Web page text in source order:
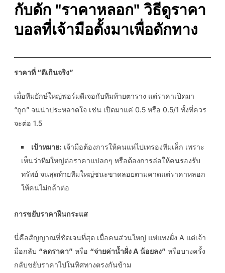
กับดัก "ราคาหลอก" วิธีดูราคา
บอลที่เจ้ามือตั้งมาเพื่อดักทาง
ราคาที่ “ดีเกินจริง”
เมื่อทีมยักษ์ใหญ่ฟอร์มดีเจอกับทีมท้ายตาราง แต่ราคาเปิดมา
“ถูก” จนน่าประหลาดใจ เช่น เปิดมาแค่ 0.5 หรือ 0.5/1 ทั้งที่ควร
จะต่อ 1.5
เป้าหมาย: เจ้ามือต้องการให้คนแห่ไปเทรองทีมเล็ก เพราะ
เห็นว่าทีมใหญ่ต่อราคาแปลกๆ หรือต้องการล่อให้คนรองรับ
ทรัพย์ จนสุดท้ายทีมใหญ่ชนะขาดลอยตามคาดแต่ราคาหลอก
ให้คนไม่กล้าต่อ
การขยับราคาฝืนกระแส
นี่คือสัญญาณที่ชัดเจนที่สุด เมื่อคนส่วนใหญ่ แห่แทงฝั่ง A แต่เจ้า
มือกลับ “ลดราคา” หรือ “จ่ายค่าน้ำฝั่ง A น้อยลง” หรือบางครั้ง
กลับขยับราคาไปในทิศทางตรงกันข้าม